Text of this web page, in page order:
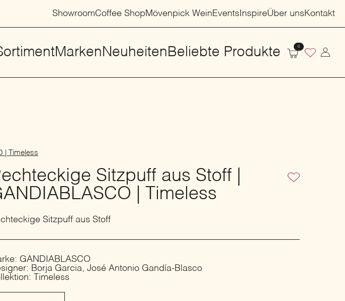
ShowroomCoffee ShopMövenpick WeinEvents InspireÜber unsKontakt
Marken Neuheiten Beliebte Produkte 0
| Timeless
Sitzpuff aus Stoff |
| Timeless
Sitzpuff aus Stoff
GANDIABLASCO
Borja Garcia, José Antonio Gandía-Blasco
Timeless